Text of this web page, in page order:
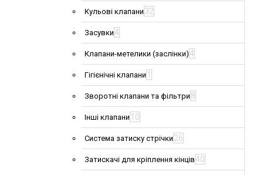
Кульові клапани 32
Засувки4
Клапани-метелики (заслінки)4
Гігієнічні клапани 1
Зворотні клапани та фільтри 8
Інші клапани 10
Система затиску стрічки 26
Затискачі для кріплення кінців40